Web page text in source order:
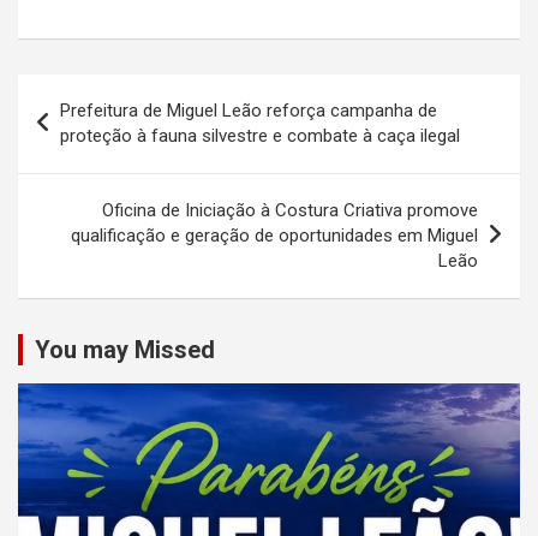
de
Post
Prefeitura de Miguel Leão reforça campanha de
proteção à fauna silvestre e combate à caça ilegal
Oficina de Iniciação à Costura Criativa promove
qualificação e geração de oportunidades em Miguel
Leão
You may Missed